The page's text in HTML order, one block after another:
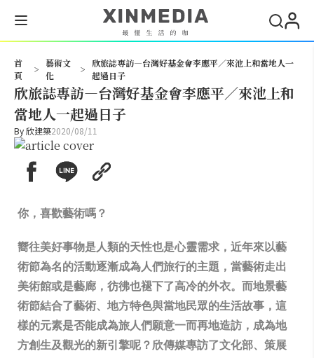
首
頁
>
藝術文
化
>
欣旅誌專訪—台灣好基金會李應平／來池上和當地人一
起過日子
欣旅誌專訪—台灣好基金會李應平／來池上和
當地人一起過日子
By欣建築2020/08/11
你，喜歡藝術嗎？
嚮往美好事物是人類的天性也是心靈需求，近年來以藝
術節為名的活動逐漸成為人們旅行的主題，當藝術走出
美術館或是藝廊，彷彿也褪下了高冷的外衣。而地景藝
術節結合了藝術、地方特色與當地民眾的生活故事，這
樣的元素是否能成為旅人們願意一而再地造訪，成為地
方創生及觀光的新引擎呢？欣傳媒專訪了文化部、策展